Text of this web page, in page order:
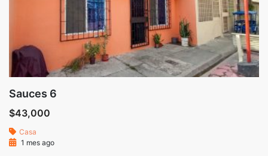
Sauces 6
$43,000
Casa
1 mes ago